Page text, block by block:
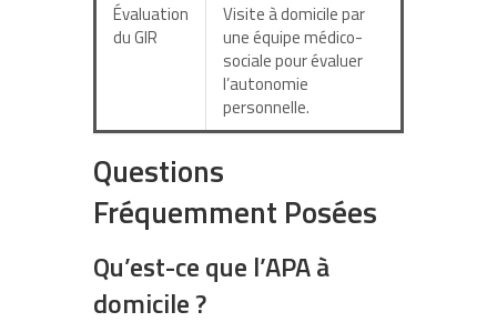
Évaluation
du GIR
Visite à domicile par
une équipe médico-
sociale pour évaluer
l’autonomie
personnelle.
Questions
Fréquemment Posées
Qu’est-ce que l’APA à
domicile ?